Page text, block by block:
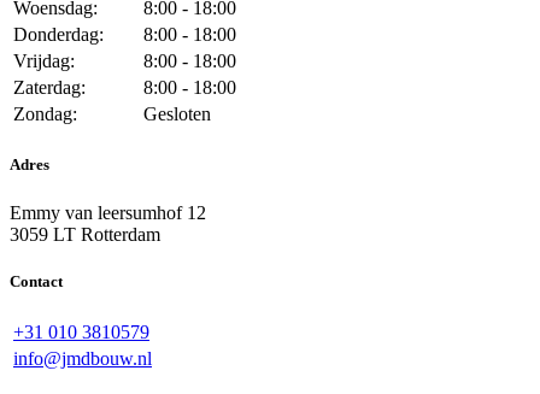
Woensdag:
8:00 - 18:00
Donderdag:
8:00 - 18:00
Vrijdag:
8:00 - 18:00
Zaterdag:
8:00 - 18:00
Zondag:
Gesloten
Adres
Emmy van leersumhof 12
3059 LT Rotterdam
Contact
+31 010 3810579
info@jmdbouw.nl